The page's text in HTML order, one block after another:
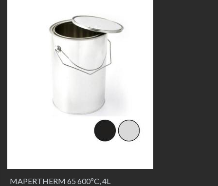
MAPERTHERM 65 600ºC, 4L